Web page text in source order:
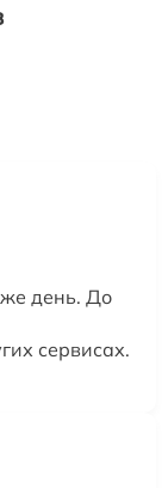
же день. До
сервисах.